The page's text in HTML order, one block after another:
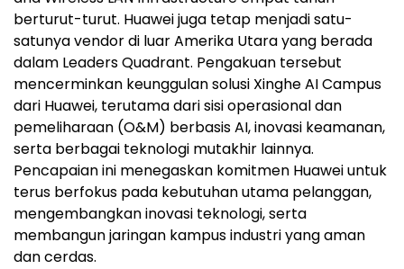
berturut-turut. Huawei juga tetap menjadi satu-
satunya vendor di luar Amerika Utara yang berada
dalam Leaders Quadrant. Pengakuan tersebut
mencerminkan keunggulan solusi Xinghe AI Campus
dari Huawei, terutama dari sisi operasional dan
pemeliharaan (O&M) berbasis AI, inovasi keamanan,
serta berbagai teknologi mutakhir lainnya.
Pencapaian ini menegaskan komitmen Huawei untuk
terus berfokus pada kebutuhan utama pelanggan,
mengembangkan inovasi teknologi, serta
membangun jaringan kampus industri yang aman
dan cerdas.